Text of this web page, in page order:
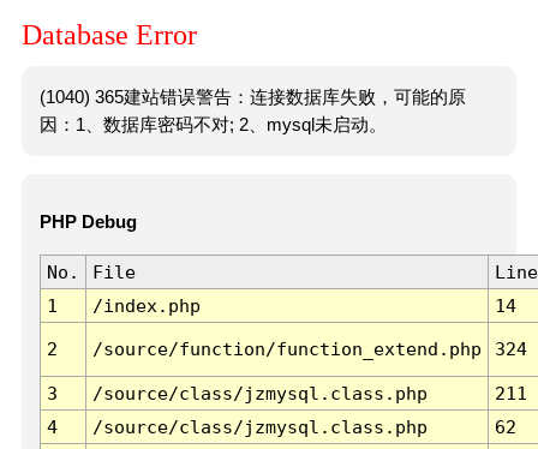
Database Error
(1040) 365建站错误警告：连接数据库失败，可能的原
因：1、数据库密码不对; 2、mysql未启动。
PHP Debug
No. File
Line
1
/index.php 14
2 /source/function/function_extend.php 324
3 /source/class/jzmysql.class.php
211
4
/source/class/jzmysql.class.php
62